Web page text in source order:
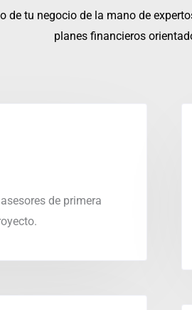
de tu negocio de la mano de
planes financieros
de primera